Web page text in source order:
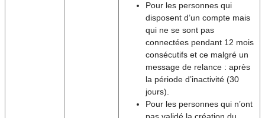
Pour les personnes qui
disposent d’un compte mais
qui ne se sont pas
connectées pendant 12 mois
consécutifs et ce malgré un
message de relance : après
la période d’inactivité (30
jours).
Pour les personnes qui n’ont